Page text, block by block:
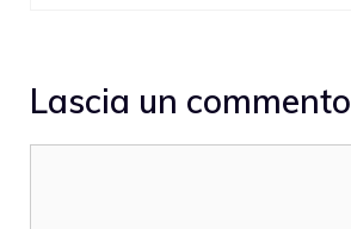
Lascia un commento